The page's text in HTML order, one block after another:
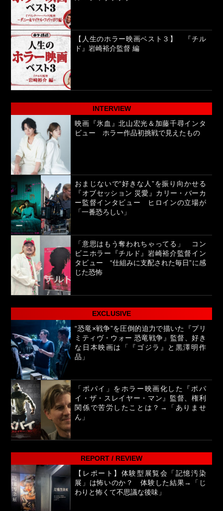
【人生のホラー映画ベスト３】 『チル
ド』岩崎裕介監督 編
INTERVIEW
映画『氷血』北山宏光＆加藤千尋インタ
ビュー ホラー作品初挑戦で見えたもの
おまじないで“好きな人”を振り向かせる
『オブセッション 災愛』カリー・バーカ
ー監督インタビュー ヒロインの立場が
「一番恐ろしい」
「意思はもう奪われちゃってる」 コン
ビニホラー『チルド』岩崎裕介監督イン
タビュー “仕組みに支配された毎日”に感
じた恐怖
EXCLUSIVE
“恐竜×戦争”を圧倒的迫力で描いた『プリ
ミティヴ・ウォー 恐竜戦争』監督、好き
な日本映画は「『ゴジラ』と黒澤明作
品」
「ポパイ」をホラー映画化した『ポパ
イ・ザ・スレイヤー・マン』監督、権利
関係で苦労したことは？→「ありませ
ん」
REPORT / REVIEW
【レポート】体験型展覧会「記憶汚染
展」は怖いのか？ 体験した結果→「じ
わりと怖くて不思議な後味」